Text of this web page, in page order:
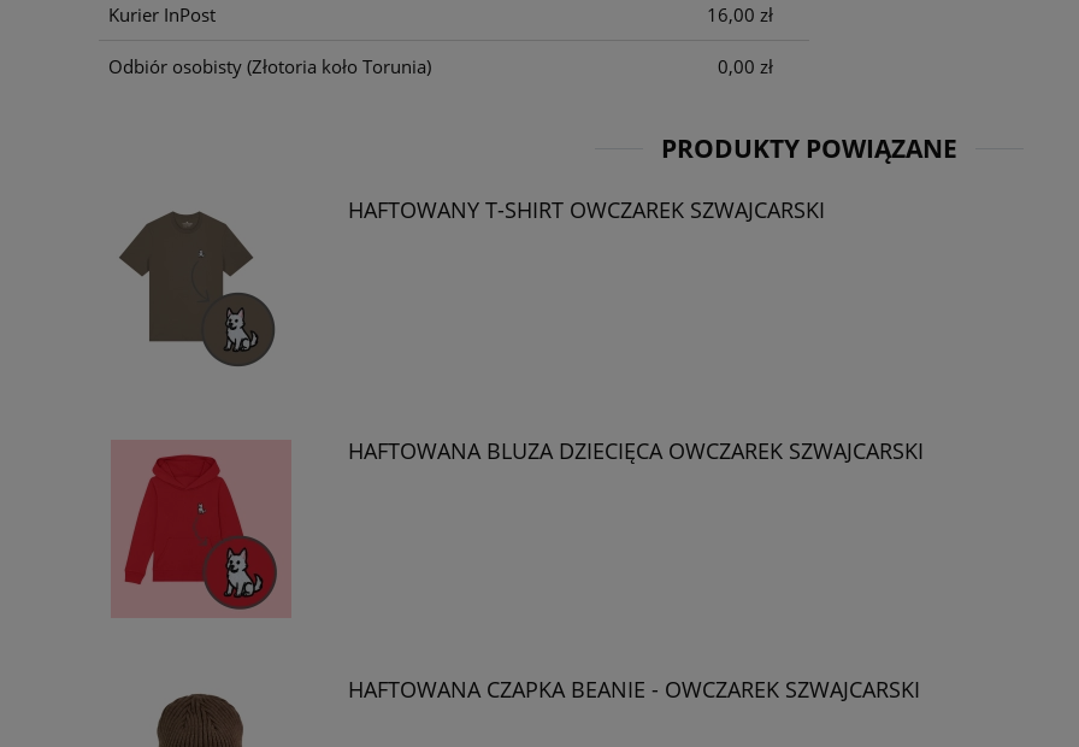
Kurier InPost 16,00 zł
Odbiór osobisty (Złotoria koło Torunia) 0,00 zł
PRODUKTY POWIĄZANE
HAFTOWANY T-SHIRT OWCZAREK SZWAJCARSKI
HAFTOWANA BLUZA DZIECIĘCA OWCZAREK SZWAJCARSKI
HAFTOWANA CZAPKA BEANIE - OWCZAREK SZWAJCARSKI